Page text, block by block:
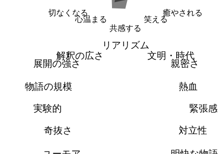
癒やされる
笑える
共感する
心温まる
切なくなる
リアリズム
文明・時代
親密さ
熱血
緊張感
対立性
奇抜さ
実験的
物語の規模
展開の強さ
解釈の広さ